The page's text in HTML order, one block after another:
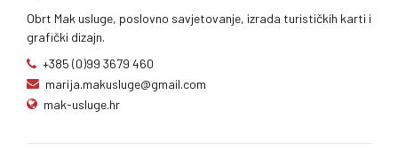
Obrt Mak usluge, poslovno savjetovanje, izrada turističkih karti i
grafički dizajn.
+385 (0)99 3679 460
marija.makusluge@gmail.com
mak-usluge.hr